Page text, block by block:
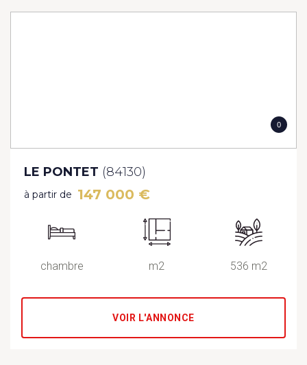
0
LE PONTET (84130)
à partir de 147 000 €
chambre m2 536 m2
VOIR L'ANNONCE